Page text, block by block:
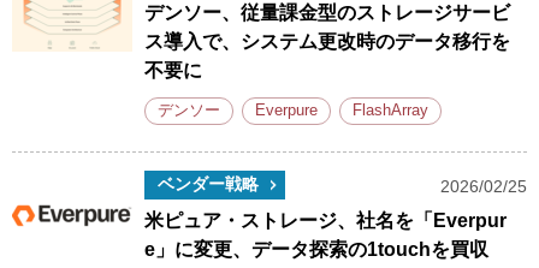
デンソー、従量課金型のストレージサービ
ス導入で、システム更改時のデータ移行を
不要に
デンソー Everpure FlashArray
ベンダー戦略 2026/02/25
米ピュア・ストレージ、社名を「Everpur
e」に変更、データ探索の1touchを買収